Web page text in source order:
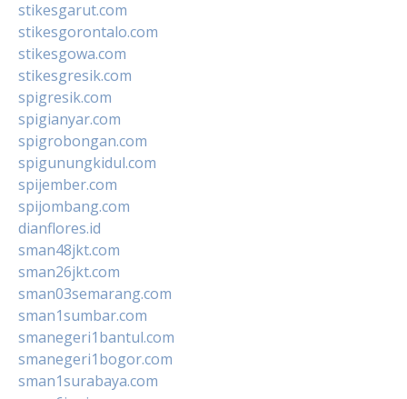
stikesgarut.com
stikesgorontalo.com
stikesgowa.com
stikesgresik.com
spigresik.com
spigianyar.com
spigrobongan.com
spigunungkidul.com
spijember.com
spijombang.com
dianflores.id
sman48jkt.com
sman26jkt.com
sman03semarang.com
sman1sumbar.com
smanegeri1bantul.com
smanegeri1bogor.com
sman1surabaya.com